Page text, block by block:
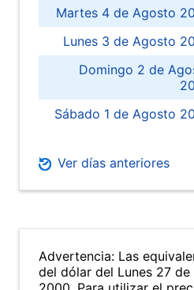
Martes 4 de Agosto
Lunes 3 de Agosto
Domingo 2 de
Sábado 1 de Agosto
Ver días anteriores
Advertencia: Las
del dólar del Lunes 27